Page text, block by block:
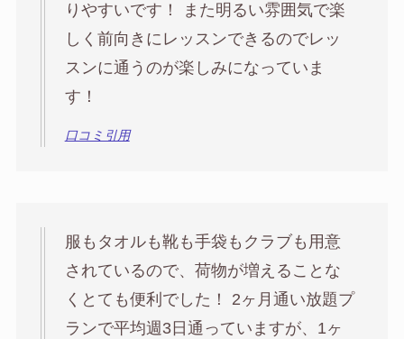
りやすいです！ また明るい雰囲気で楽
しく前向きにレッスンできるのでレッ
スンに通うのが楽しみになっていま
す！
口コミ引用
服もタオルも靴も手袋もクラブも用意
されているので、荷物が増えることな
くとても便利でした！ 2ヶ月通い放題プ
ランで平均週3日通っていますが、1ヶ